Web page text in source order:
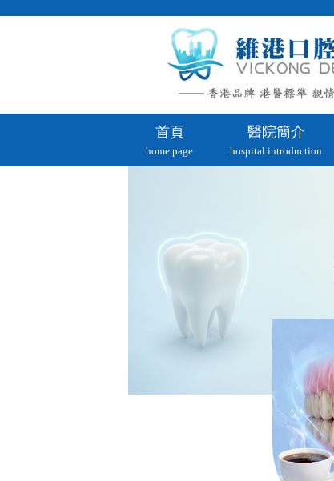
首頁
home page
醫院簡介
hospital introduction